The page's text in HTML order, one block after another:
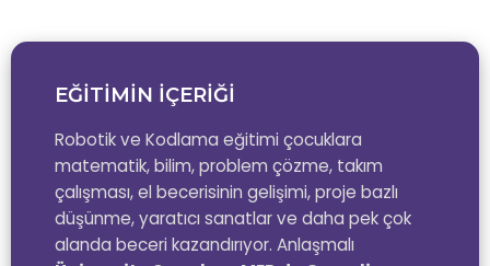
EĞİTİMİN İÇERİĞİ
Robotik ve Kodlama eğitimi çocuklara
matematik, bilim, problem çözme, takım
çalışması, el becerisinin gelişimi, proje bazlı
düşünme, yaratıcı sanatlar ve daha pek çok
alanda beceri kazandırıyor. Anlaşmalı